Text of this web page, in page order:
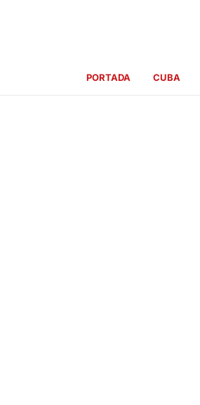
PORTADA CUBA